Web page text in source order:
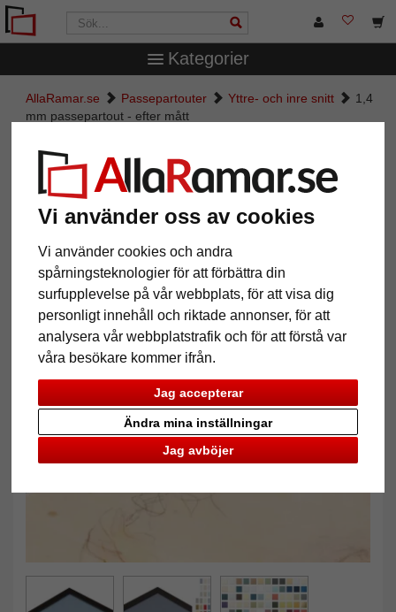
Vi använder oss av cookies
Vi använder cookies och andra
spårningsteknologier för att förbättra din
surfupplevelse på vår webbplats, för att visa dig
personligt innehåll och riktade annonser, för att
analysera vår webbplatstrafik och för att förstå var
våra besökare kommer ifrån.
Jag accepterar
Jag avböjer
Ändra mina inställningar
Kategorier
AllaRamar.se Passepartouter Yttre- och inre snitt
1,4
mm passepartout - efter mått
1,4 mm passepartout - efter mått